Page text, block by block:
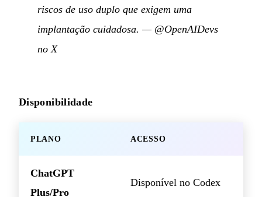
riscos de uso duplo que exigem uma
implantação cuidadosa. — @OpenAIDevs
no X
Disponibilidade
PLANO ACESSO
ChatGPT
Plus/Pro
Disponível no Codex